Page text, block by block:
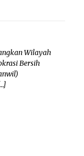
Wilayah
Bersih